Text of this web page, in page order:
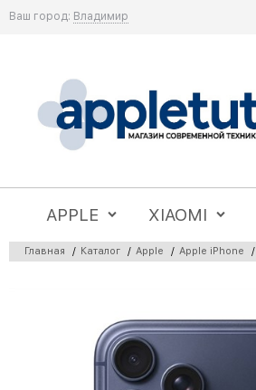
Ваш город: Владимир
APPLE XIAOMI
Главная / Каталог / Apple / Apple iPhone /